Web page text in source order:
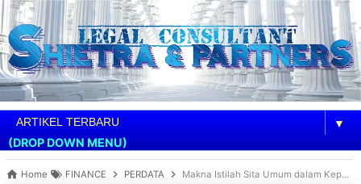
▼
(DROP DOWN MENU)
Home FINANCE PERDATA Makna Istilah Sita Umum dalam Kepailitan